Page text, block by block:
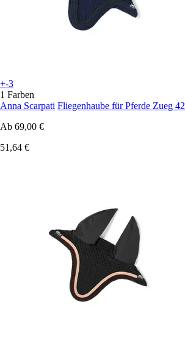
+-3
1 Farben
Anna Scarpati Fliegenhaube für Pferde Zueg 42
Ab 69,00 €
51,64 €